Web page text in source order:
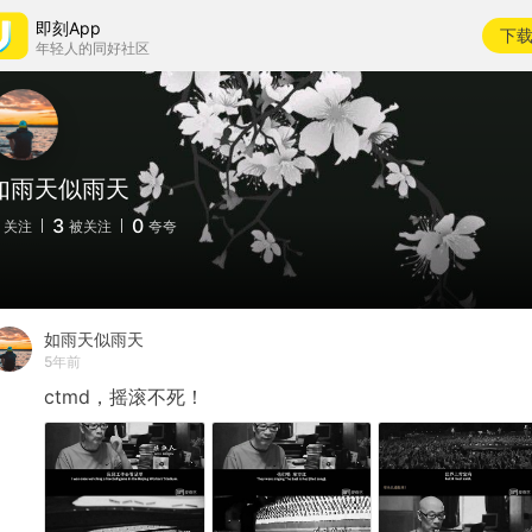
即刻App
年轻人的同好社区
下载
雨天似雨天
关注 3 被关注 0 夸夸
如雨天似雨天
5年前
ctmd，摇滚不死！